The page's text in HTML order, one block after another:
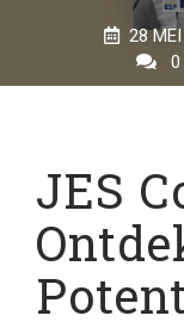
28
0
JES